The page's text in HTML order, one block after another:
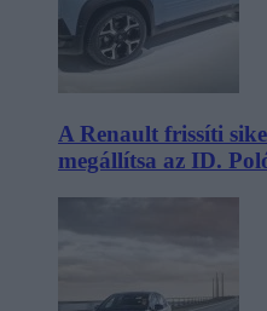
A Renault frissíti
megállítsa az ID.